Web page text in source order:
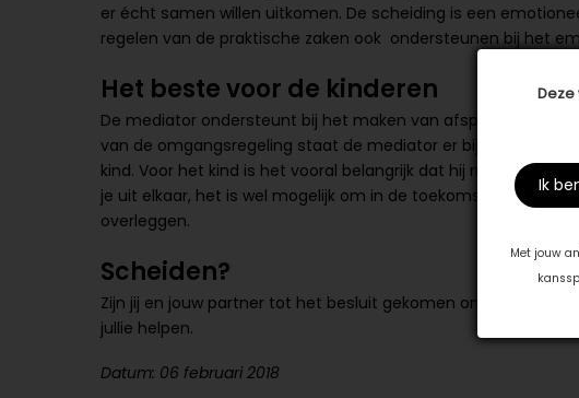
Ik
Met jouw
er écht samen willen uitkomen. De scheiding is een
regelen van de praktische zaken ook ondersteunen bij het
Het beste voor de kinderen
De mediator ondersteunt bij het maken van afspraken over
van de omgangsregeling staat de mediator er bij stil wat
kind. Voor het kind is het vooral belangrijk dat hij rust en
je uit elkaar, het is wel mogelijk om in de toekomst nog
overleggen.
Scheiden?
Zijn jij en jouw partner tot het besluit gekomen om te gaan
jullie helpen.
Datum: 06 februari 2018